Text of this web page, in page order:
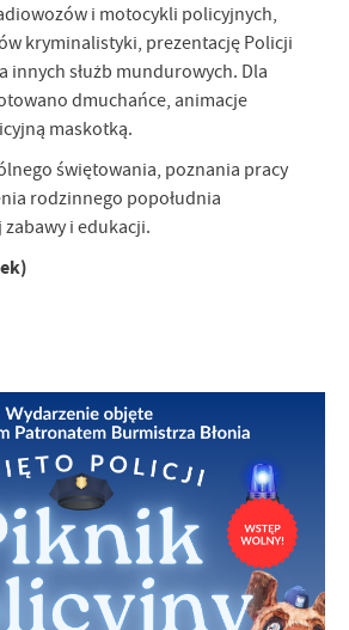
i motocykli policyjnych,
kryminalistyki, prezentację Policji
innych służb mundurowych. Dla
dmuchańce, animacje
maskotką.
świętowania, poznania pracy
rodzinnego popołudnia
i edukacji.
służą do prezentowania Ci naszych
analizy Twoich upodobań oraz Twoich
przeglądanej witryny internetowej. Treści
się na stronach podmiotów trzecich lub
oraz innych dostawców usług.
pośredników prezentujących nasze
ofert, komunikatów mediów